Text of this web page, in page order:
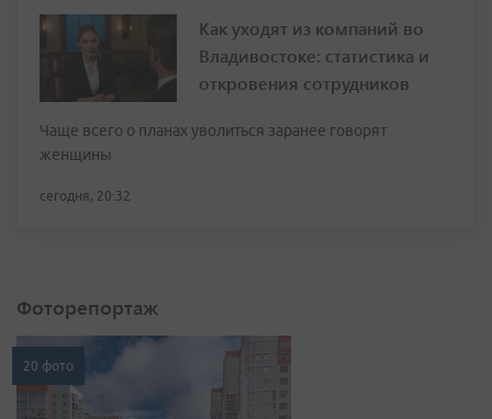
Как уходят из компаний во
Владивостоке: статистика и
откровения сотрудников
Чаще всего о планах уволиться заранее говорят
женщины
сегодня, 20:32
Фоторепортаж
20 фото